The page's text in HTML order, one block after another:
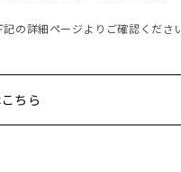
の詳細ページよりご確認ください
ちら